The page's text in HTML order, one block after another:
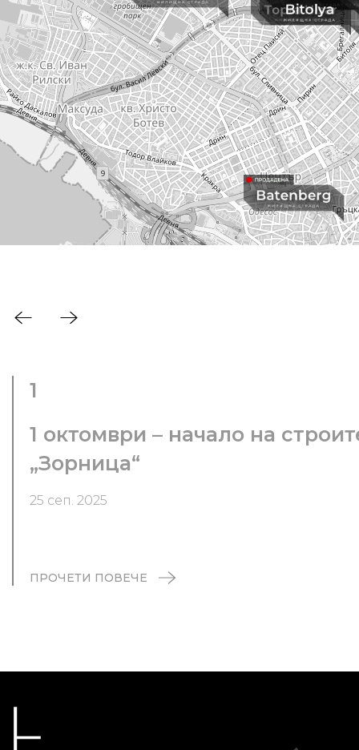
1
1 октомври – начало на
„Зорница“
25 сеп. 2025
ПРОЧЕТИ ПОВЕЧЕ